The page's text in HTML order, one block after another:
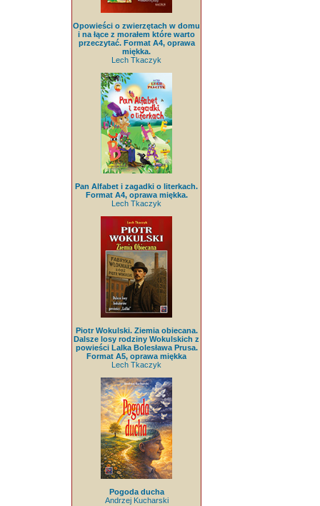
Opowieści o zwierzętach w domu
i na łące z morałem które warto
przeczytać. Format A4, oprawa
miękka.
Lech Tkaczyk
Pan Alfabet i zagadki o literkach.
Format A4, oprawa miękka.
Lech Tkaczyk
Piotr Wokulski. Ziemia obiecana.
Dalsze losy rodziny Wokulskich z
powieści Lalka Bolesława Prusa.
Format A5, oprawa miękka
Lech Tkaczyk
Pogoda ducha
Andrzej Kucharski